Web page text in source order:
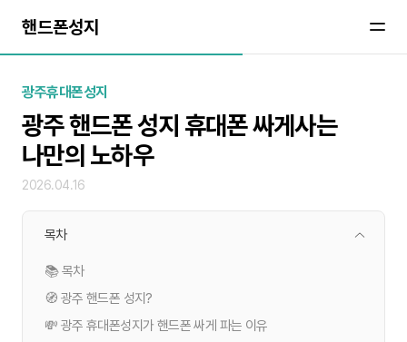
핸드폰성지
광주휴대폰성지
광주 핸드폰 성지 휴대폰 싸게사는
나만의 노하우
2026.04.16
목차
📚 목차
🧭 광주 핸드폰 성지?
💸 광주 휴대폰성지가 핸드폰 싸게 파는 이유